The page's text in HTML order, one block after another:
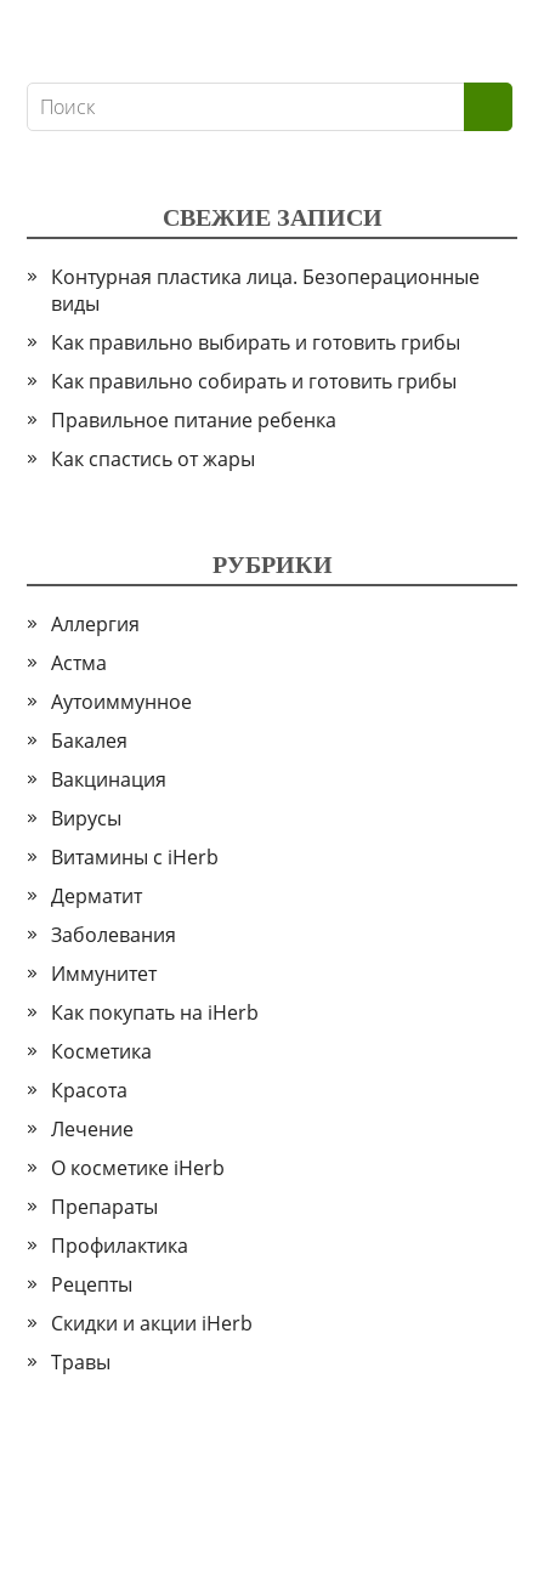
СВЕЖИЕ ЗАПИСИ
Контурная пластика лица. Безоперационные
виды
Как правильно выбирать и готовить грибы
Как правильно собирать и готовить грибы
Правильное питание ребенка
Как спастись от жары
РУБРИКИ
Аллергия
Астма
Аутоиммунное
Бакалея
Вакцинация
Вирусы
Витамины с iHerb
Дерматит
Заболевания
Иммунитет
Как покупать на iHerb
Косметика
Красота
Лечение
О косметике iHerb
Препараты
Профилактика
Рецепты
Скидки и акции iHerb
Травы